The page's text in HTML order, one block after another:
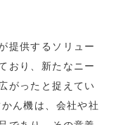
提供するソリュー
おり、新たなニー
がったと捉えてい
ん機は、会社や社